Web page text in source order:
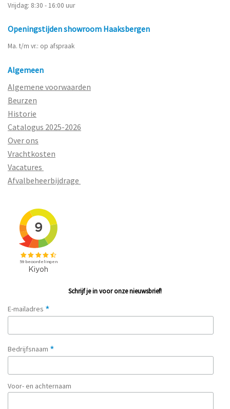
Vrijdag: 8:30 - 16:00 uur
Openingstijden showroom Haaksbergen
Ma. t/m vr.: op afspraak
Algemeen
Algemene voorwaarden
Beurzen
Historie
Catalogus 2025-2026
Over ons
Vrachtkosten
Vacatures
Afvalbeheerbijdrage
Schrijf je in voor onze nieuwsbrief!
E-mailadres *
Bedrijfsnaam *
Voor- en achternaam